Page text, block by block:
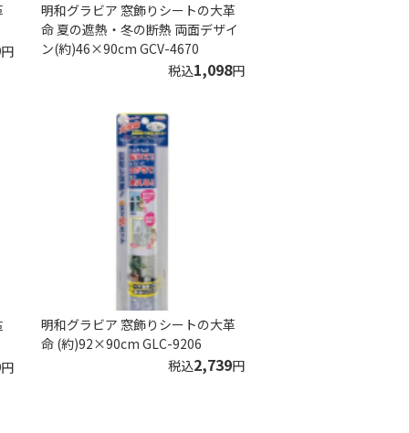
円
明和グラビア 窓飾りシートの大革
命 夏の遮熱・冬の断熱 両面デザイ
ン(約)46×90cm GCV-4670
税込1,098円
円
明和グラビア 窓飾りシートの大革
命 (約)92×90cm GLC-9206
税込2,739円